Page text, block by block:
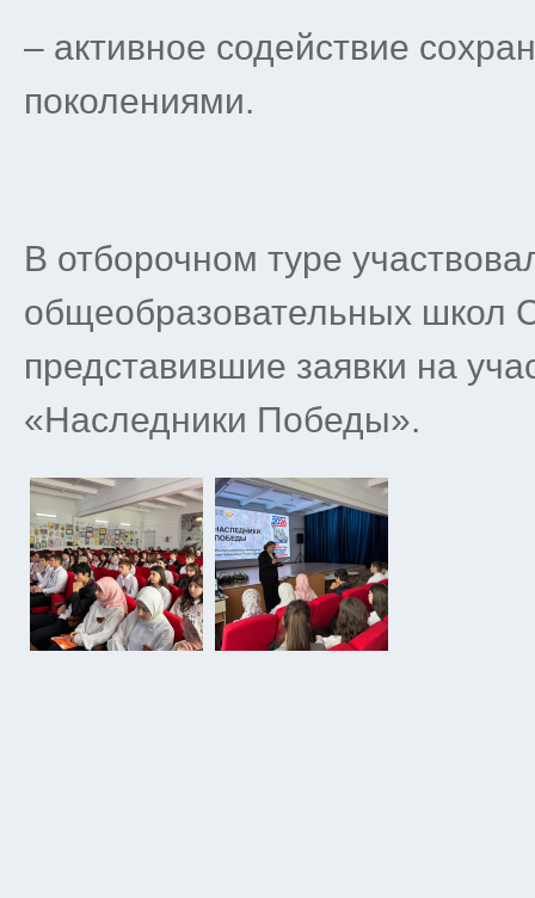
– активное содействие
поколениями.
В отборочном туре
общеобразовательных школ
представившие заявки на
«Наследники Победы».